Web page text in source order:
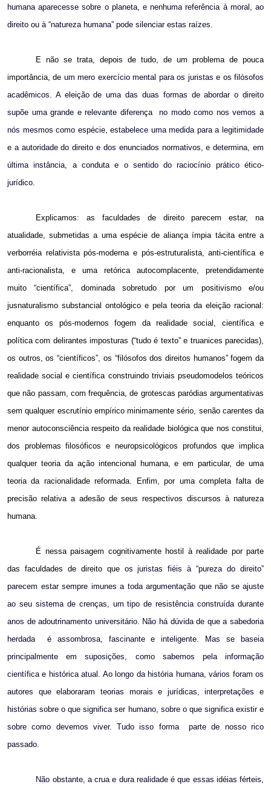
humana aparecesse sobre o planeta, e nenhuma referência à moral, ao
direito ou à “natureza humana” pode silenciar estas raízes.
E não se trata, depois de tudo, de um problema de pouca
importância, de um mero exercício mental para os juristas e os filósofos
acadêmicos. A eleição de uma das duas formas de abordar o direito
supõe uma grande e relevante diferença
no modo como nos vemos a
nós mesmos como espécie, estabelece uma medida para a legitimidade
e a autoridade do direito e dos enunciados normativos, e determina, em
última instância, a conduta e o sentido do raciocínio prático ético-
jurídico.
Explicamos: as faculdades de direito parecem estar, na
atualidade, submetidas a uma espécie de aliança ímpia tácita entre a
verborréia relativista pós-moderna e pós-estruturalista, anti-científica e
anti-racionalista, e uma retórica autocomplacente, pretendidamente
muito “científica”, dominada sobretudo por um positivismo e/ou
jusnaturalismo substancial ontológico e pela teoria da eleição racional:
enquanto os pós-modernos fogem da realidade social, científica e
política com delirantes imposturas (“tudo é texto” e truanices parecidas),
os outros, os “científicos”, os “filósofos dos direitos humanos” fogem da
realidade social e científica construindo triviais pseudomodelos teóricos
que não passam, com frequência, de grotescas paródias argumentativas
sem qualquer escrutínio empírico minimamente sério, senão carentes da
menor autoconsciência respeito da realidade biológica que nos constitui,
dos problemas filosóficos e neuropsicológicos profundos que implica
qualquer teoria da ação intencional humana, e em particular, de uma
teoria da racionalidade reformada. Enfim, por uma completa falta de
precisão relativa a adesão de seus respectivos discursos à natureza
humana.
É nessa paisagem cognitivamente hostil à realidade por parte
das faculdades de direito que os juristas fiéis à “pureza do direito”
parecem estar sempre imunes a toda argumentação que não se ajuste
ao seu sistema de crenças, um tipo de resistência construída durante
anos de adoutrinamento universitário. Não há dúvida de que a sabedoria
herdada
é assombrosa, fascinante e inteligente. Mas se baseia
principalmente em suposições, como sabemos pela informação
científica e histórica atual. Ao longo da história humana, vários foram os
autores que elaboraram teorias morais e jurídicas, interpretações e
histórias sobre o que significa ser humano, sobre o que significa existir e
sobre como devemos viver. Tudo isso forma
parte de nosso rico
passado.
Não obstante, a crua e dura realidade é que essas idéias férteis,